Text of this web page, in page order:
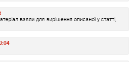
взяли для вирішення описаної у статті,